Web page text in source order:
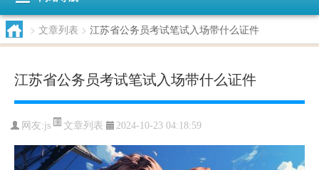
> 文章列表 > 江苏省公务员考试笔试入场带什么证件
江苏省公务员考试笔试入场带什么证件
网友:js 文章列表 2024-10-23 04:18:59